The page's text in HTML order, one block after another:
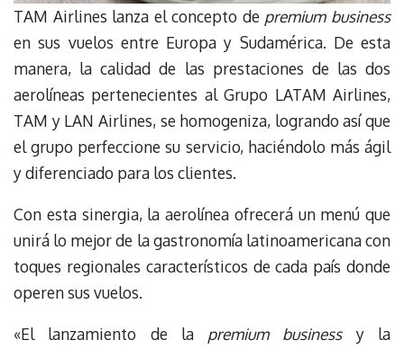
TAM Airlines lanza el concepto de premium business
en sus vuelos entre Europa y Sudamérica. De esta
manera, la calidad de las prestaciones de las dos
aerolíneas pertenecientes al Grupo LATAM Airlines,
TAM y LAN Airlines, se homogeniza, logrando así que
el grupo perfeccione su servicio, haciéndolo más ágil
y diferenciado para los clientes.
Con esta sinergia, la aerolínea ofrecerá un menú que
unirá lo mejor de la gastronomía latinoamericana con
toques regionales característicos de cada país donde
operen sus vuelos.
«El lanzamiento de la premium businessy la